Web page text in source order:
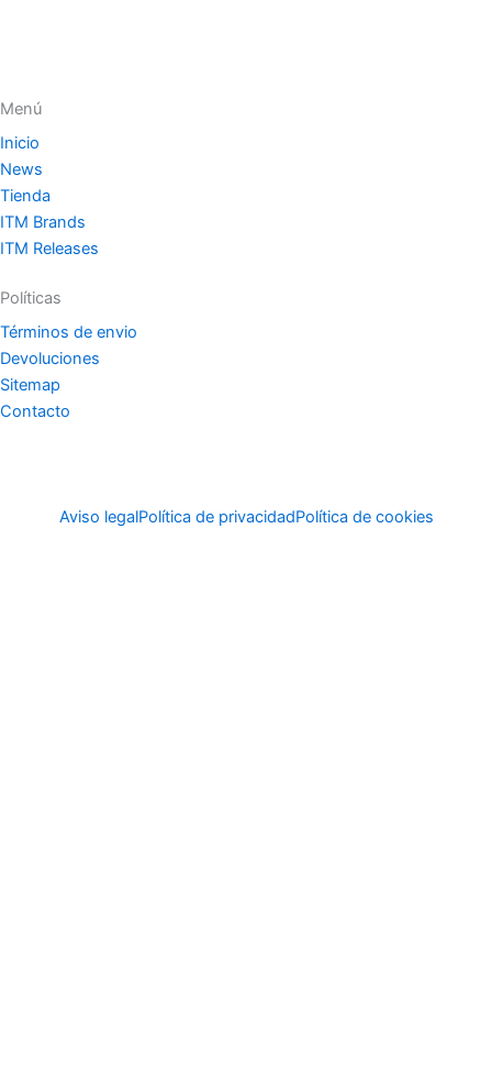
Menú
Inicio
News
Tienda
ITM Brands
ITM Releases
Políticas
Términos de envio
Devoluciones
Sitemap
Contacto
Aviso legalPolítica de privacidadPolítica de cookies